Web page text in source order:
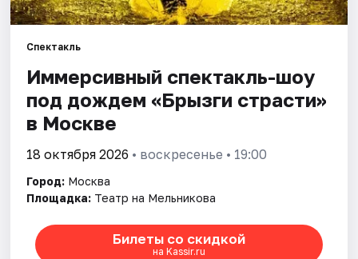
Спектакль
Иммерсивный спектакль-шоу
под дождем «Брызги страсти»
в Москве
18 октября 2026 • воскресенье • 19:00
Город: Москва
Площадка: Театр на Мельникова
Билеты со скидкой
на Kassir.ru